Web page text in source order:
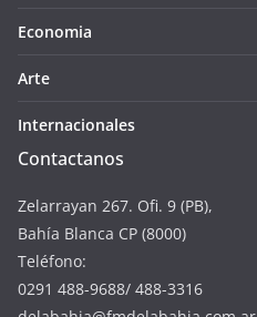
Economia
Arte
Internacionales
Contactanos
Zelarrayan 267. Ofi. 9 (PB),
Bahía Blanca CP (8000)
Teléfono:
0291 488-9688/ 488-3316